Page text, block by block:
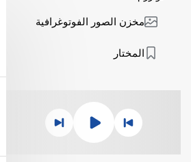
مخزن الصور الفوتوغرافية
المختار